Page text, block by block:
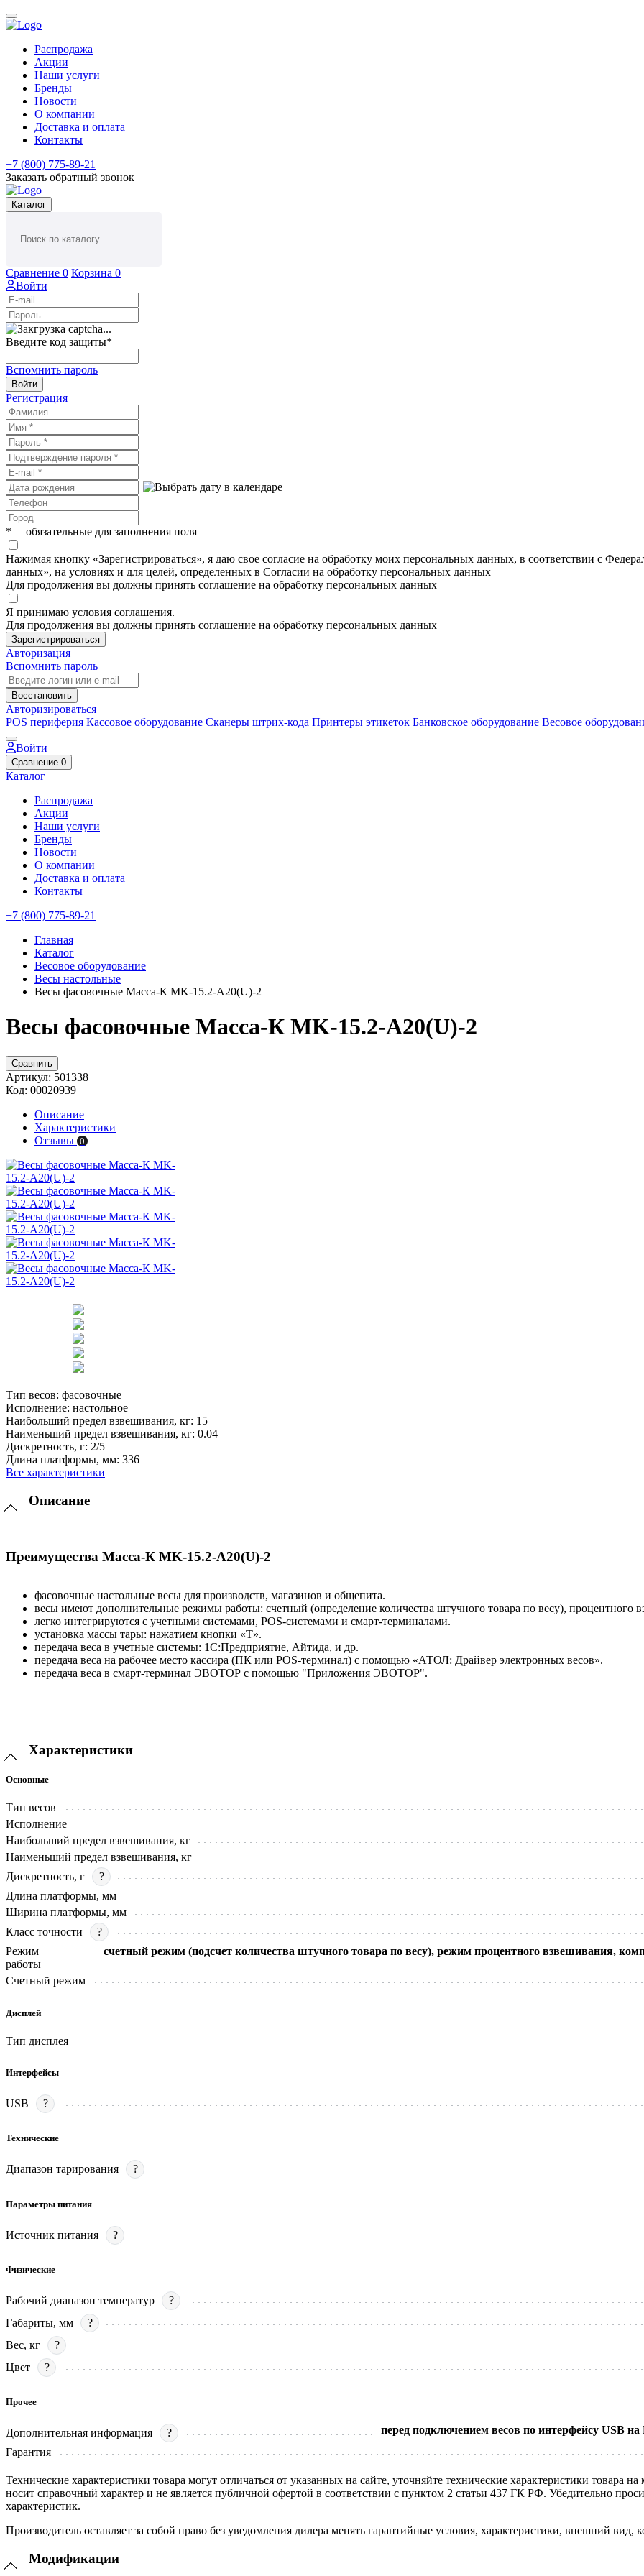
Распродажа
Акции
Наши услуги
Бренды
Новости
О компании
Доставка и оплата
Контакты
+7 (800) 775-89-21
Заказать обратный звонок
Каталог
Сравнение 0 Корзина 0
Войти
Введите код защиты*
Вспомнить пароль
Войти
Регистрация
*— обязательные для заполнения поля
Нажимая кнопку «Зарегистрироваться», я даю свое согласие на обработку моих персональных данных, в соответствии с
данных», на условиях и для целей, определенных в Согласии на обработку персональных данных
Для продолжения вы должны принять соглашение на обработку персональных данных
Я принимаю условия соглашения.
Для продолжения вы должны принять соглашение на обработку персональных данных
Зарегистрироваться
Авторизация
Вспомнить пароль
Восстановить
Авторизироваться
POS периферия Кассовое оборудование Сканеры штрих-кода Принтеры этикеток Банковское оборудование Весовое
Войти
Сравнение 0
Каталог
Распродажа
Акции
Наши услуги
Бренды
Новости
О компании
Доставка и оплата
Контакты
+7 (800) 775-89-21
Главная
Каталог
Весовое оборудование
Весы настольные
Весы фасовочные Масса-К MK-15.2-A20(U)-2
Весы фасовочные Масса-К MK-15.2-A20(U)-2
Сравнить
Артикул: 501338
Код: 00020939
Описание
Характеристики
Отзывы 0
Тип весов: фасовочные
Исполнение: настольное
Наибольший предел взвешивания, кг: 15
Наименьший предел взвешивания, кг: 0.04
Дискретность, г: 2/5
Длина платформы, мм: 336
Все характеристики
Описание
Преимущества Масса-К MK-15.2-A20(U)-2
фасовочные настольные весы для производств, магазинов и общепита.
весы имеют дополнительные режимы работы: счетный (определение количества штучного товара по весу),
легко интегрируются с учетными системами, POS-системами и смарт-терминалами.
установка массы тары: нажатием кнопки «T».
передача веса в учетные системы: 1С:Предприятие, Айтида, и др.
передача веса на рабочее место кассира (ПК или POS-терминал) с помощью «АТОЛ: Драйвер электронных весов».
передача веса в смарт-терминал ЭВОТОР с помощью "Приложения ЭВОТОР".
Характеристики
Основные
Тип весов
Исполнение
Наибольший предел взвешивания, кг
Наименьший предел взвешивания, кг
Дискретность, г
?
Длина платформы, мм
Ширина платформы, мм
Класс точности
?
Режим
работы
счетный режим (подсчет количества штучного товара по весу), режим процентного взвешивания,
Счетный режим
Дисплей
Тип дисплея
Интерфейсы
USB ?
Технические
Диапазон тарирования ?
Параметры питания
Источник питания ?
Физические
Рабочий диапазон температур
?
Габариты, мм
?
Вес, кг
?
Цвет
?
Прочее
Дополнительная информация ?
перед подключением весов по интерфейсу USB
Гарантия
Технические характеристики товара могут отличаться от указанных на сайте, уточняйте технические характеристики
носит справочный характер и не является публичной офертой в соответствии с пунктом 2 статьи 437 ГК РФ. Убедительно
характеристик.
Производитель оставляет за собой право без уведомления дилера менять гарантийные условия, характеристики, внешний вид,
Модификации